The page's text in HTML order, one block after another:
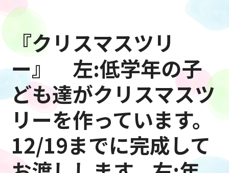
『クリスマスツリ
ー』 左:低学年の子
ども達がクリスマスツ
リーを作っています。
12/19までに完成して